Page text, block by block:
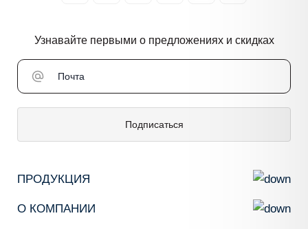
ПРОДУКЦИЯ
О КОМПАНИИ
Узнавайте первыми о предложениях и скидках
Подписаться